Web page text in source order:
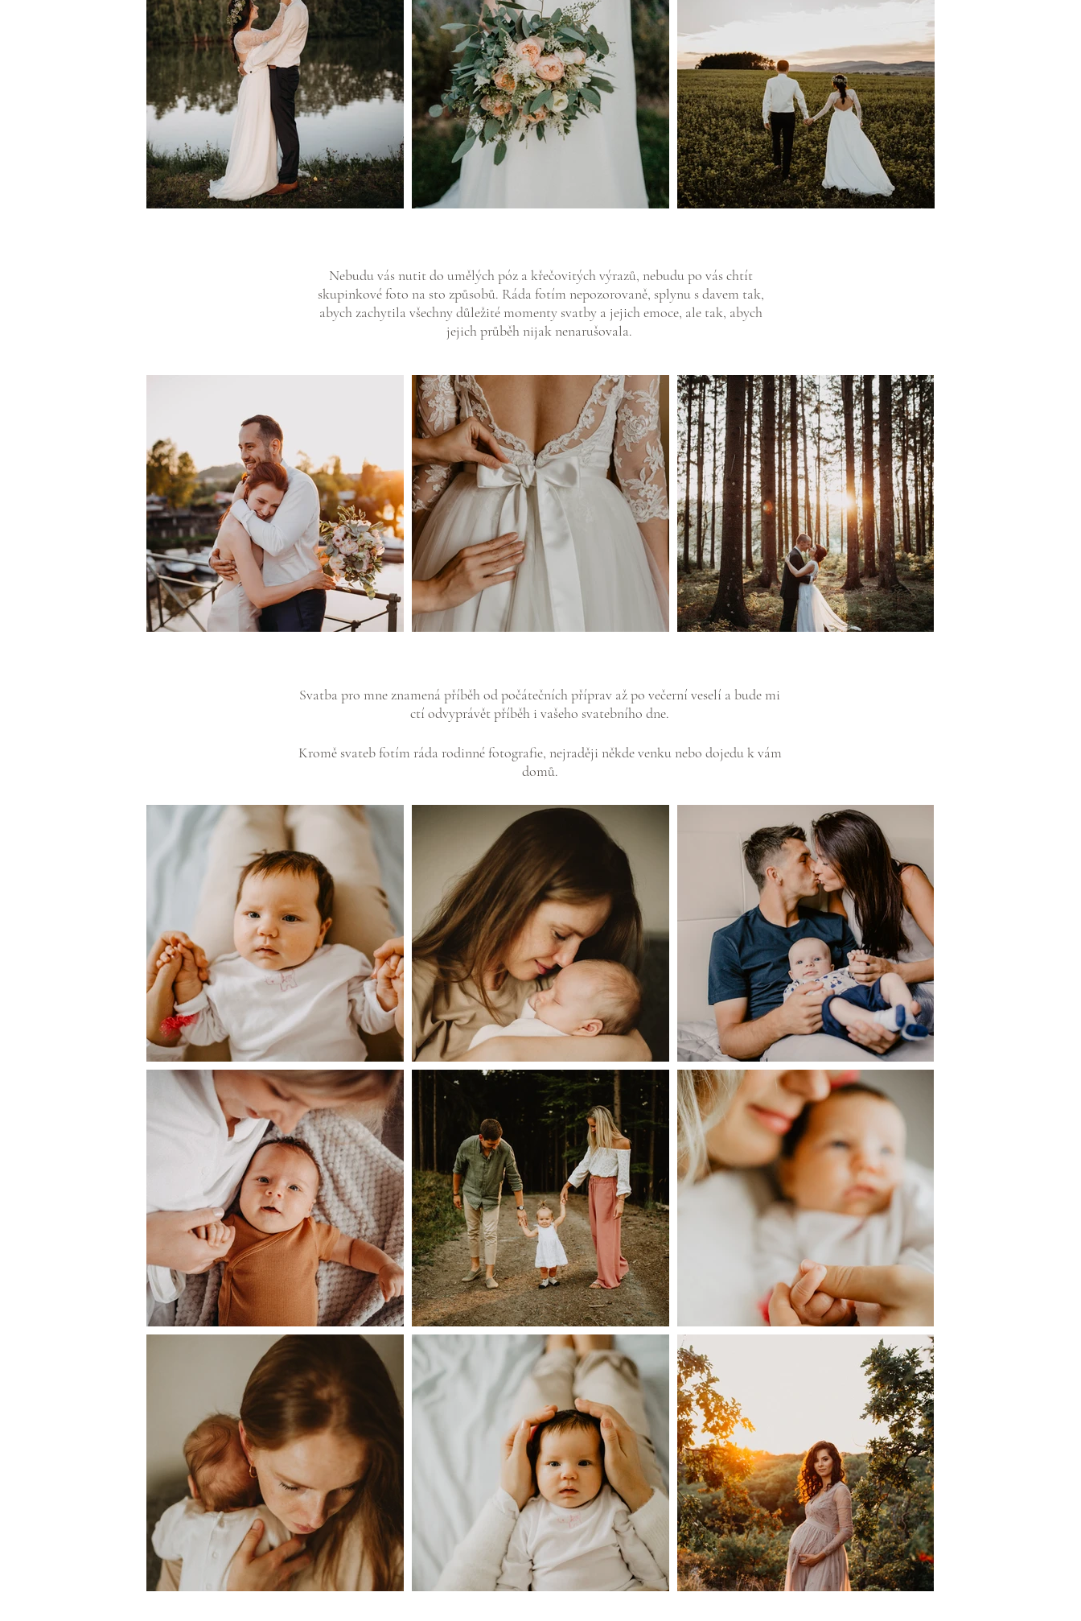
Nebudu vás nutit do umělých póz a křečovitých výrazů, nebudu po vás chtít
skupinkové foto na sto způsobů. Ráda fotím nepozorovaně, splynu s davem tak,
abych zachytila všechny důležité momenty svatby a jejich emoce, ale tak, abych
jejich průběh nijak nenarušovala.
Svatba pro mne znamená příběh od počátečních příprav až po večerní veselí a bude mi
ctí odvyprávět příběh i vašeho svatebního dne.
Kromě svateb fotím ráda rodinné fotografie, nejraději někde venku nebo dojedu k vám
domů.